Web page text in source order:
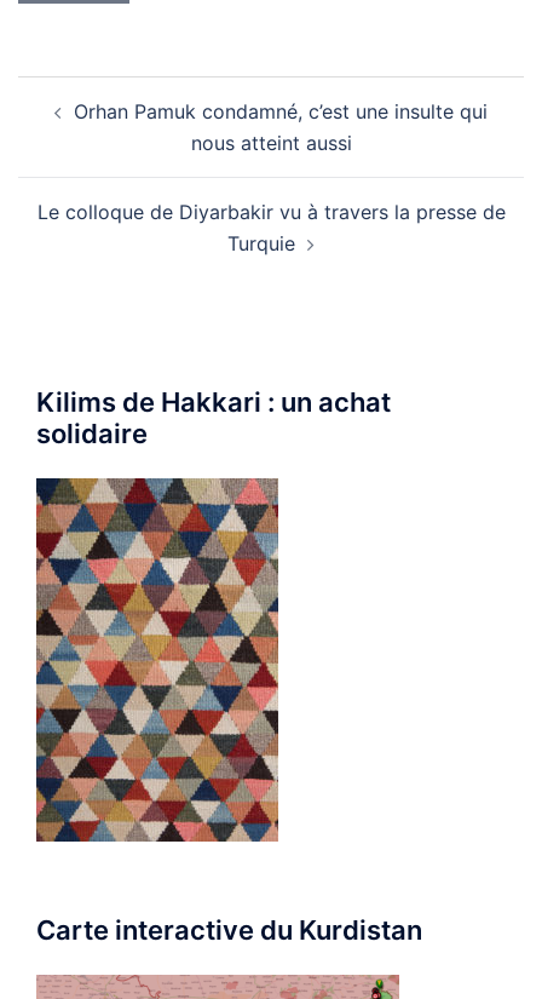
d’article
Orhan Pamuk condamné, c’est une insulte qui
nous atteint aussi
Le colloque de Diyarbakir vu à travers la presse de
Turquie
Kilims de Hakkari : un achat
solidaire
Carte interactive du Kurdistan